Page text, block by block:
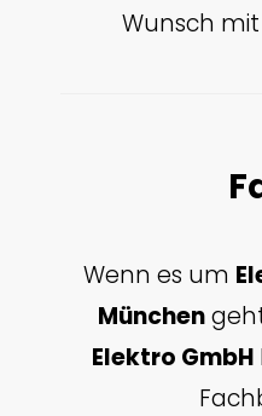
Wunsch
Wenn es um
München
Elektro GmbH